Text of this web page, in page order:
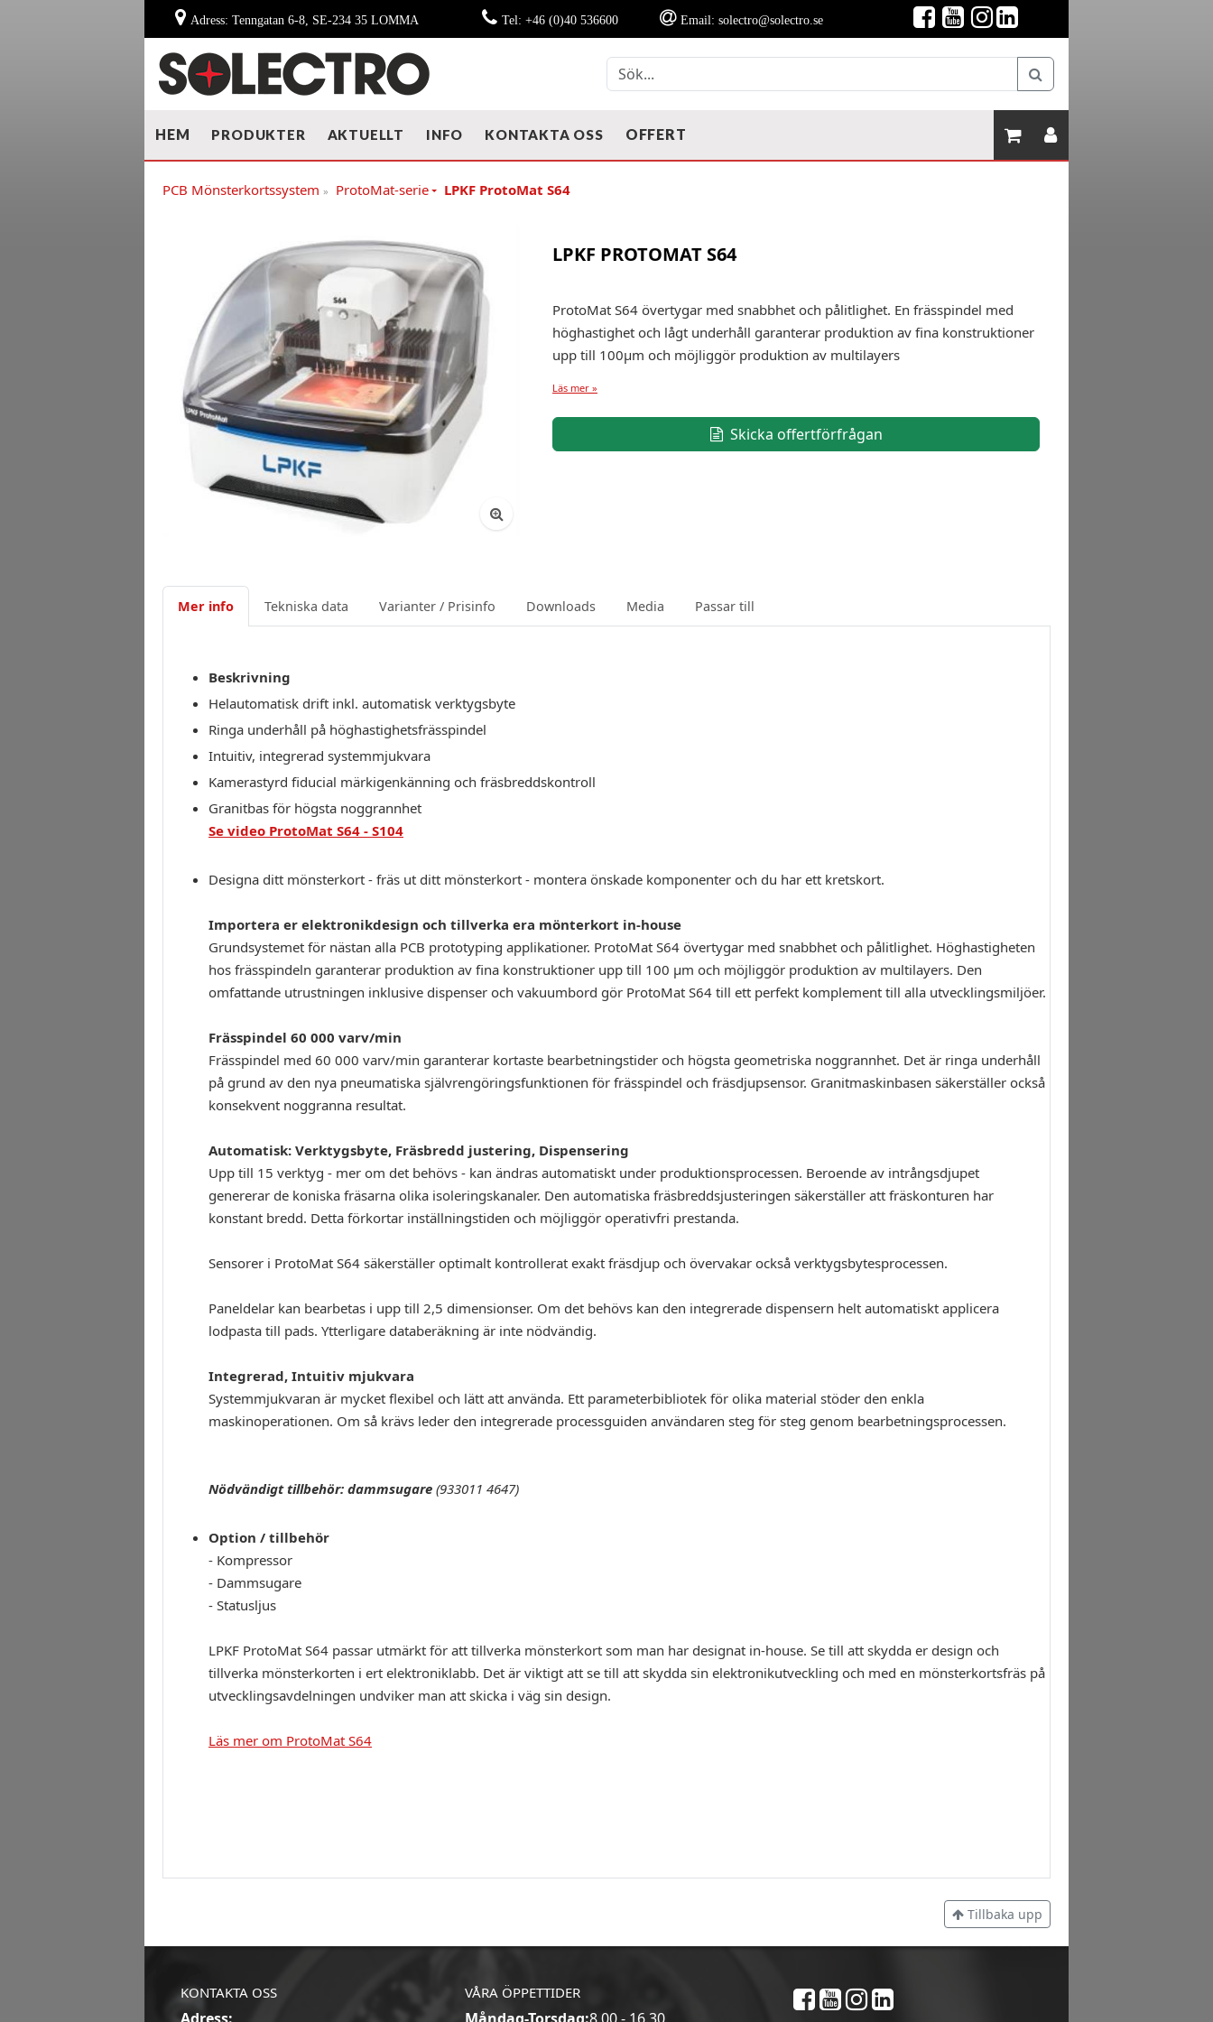
Adress: Tenngatan 6-8, SE-234 35 LOMMA Tel: +46 (0)40 536600 Email: solectro@solectro.se
HEM PRODUKTER AKTUELLT INFO KONTAKTA OSS OFFERT
PCB Mönsterkortssystem » ProtoMat-serie LPKF ProtoMat S64
LPKF PROTOMAT S64
ProtoMat S64 övertygar med snabbhet och pålitlighet. En frässpindel med
höghastighet och lågt underhåll garanterar produktion av fina konstruktioner
upp till 100µm och möjliggör produktion av multilayers
Läs mer »
Skicka offertförfrågan
Mer info Tekniska data Varianter / Prisinfo Downloads Media Passar till
Beskrivning
Helautomatisk drift inkl. automatisk verktygsbyte
Ringa underhåll på höghastighetsfrässpindel
Intuitiv, integrerad systemmjukvara
Kamerastyrd fiducial märkigenkänning och fräsbreddskontroll
Granitbas för högsta noggrannhet
Se video ProtoMat S64 - S104
Designa ditt mönsterkort - fräs ut ditt mönsterkort - montera önskade komponenter och du har ett kretskort.
Importera er elektronikdesign och tillverka era mönterkort in-house
Grundsystemet för nästan alla PCB prototyping applikationer. ProtoMat S64 övertygar med snabbhet och pålitlighet. Höghastigheten
hos frässpindeln garanterar produktion av fina konstruktioner upp till 100 µm och möjliggör produktion av multilayers. Den
omfattande utrustningen inklusive dispenser och vakuumbord gör ProtoMat S64 till ett perfekt komplement till alla utvecklingsmiljöer.
Frässpindel 60 000 varv/min
Frässpindel med 60 000 varv/min garanterar kortaste bearbetningstider och högsta geometriska noggrannhet. Det är ringa underhåll
på grund av den nya pneumatiska självrengöringsfunktionen för frässpindel och fräsdjupsensor. Granitmaskinbasen säkerställer också
konsekvent noggranna resultat.
Automatisk: Verktygsbyte, Fräsbredd justering, Dispensering
Upp till 15 verktyg - mer om det behövs - kan ändras automatiskt under produktionsprocessen. Beroende av intrångsdjupet
genererar de koniska fräsarna olika isoleringskanaler. Den automatiska fräsbreddsjusteringen säkerställer att fräskonturen har
konstant bredd. Detta förkortar inställningstiden och möjliggör operativfri prestanda.
Sensorer i ProtoMat S64 säkerställer optimalt kontrollerat exakt fräsdjup och övervakar också verktygsbytesprocessen.
Paneldelar kan bearbetas i upp till 2,5 dimensionser. Om det behövs kan den integrerade dispensern helt automatiskt applicera
lodpasta till pads. Ytterligare databeräkning är inte nödvändig.
Integrerad, Intuitiv mjukvara
Systemmjukvaran är mycket flexibel och lätt att använda. Ett parameterbibliotek för olika material stöder den enkla
maskinoperationen. Om så krävs leder den integrerade processguiden användaren steg för steg genom bearbetningsprocessen.
Nödvändigt tillbehör: dammsugare (933011 4647)
Option / tillbehör
- Kompressor
- Dammsugare
- Statusljus
LPKF ProtoMat S64 passar utmärkt för att tillverka mönsterkort som man har designat in-house. Se till att skydda er design och
tillverka mönsterkorten i ert elektroniklabb. Det är viktigt att se till att skydda sin elektronikutveckling och med en mönsterkortsfräs på
utvecklingsavdelningen undviker man att skicka i väg sin design.
Läs mer om ProtoMat S64
Tillbaka upp
KONTAKTA OSS VÅRA ÖPPETTIDER